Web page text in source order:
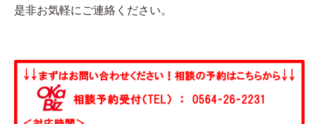
是非お気軽にご連絡ください。